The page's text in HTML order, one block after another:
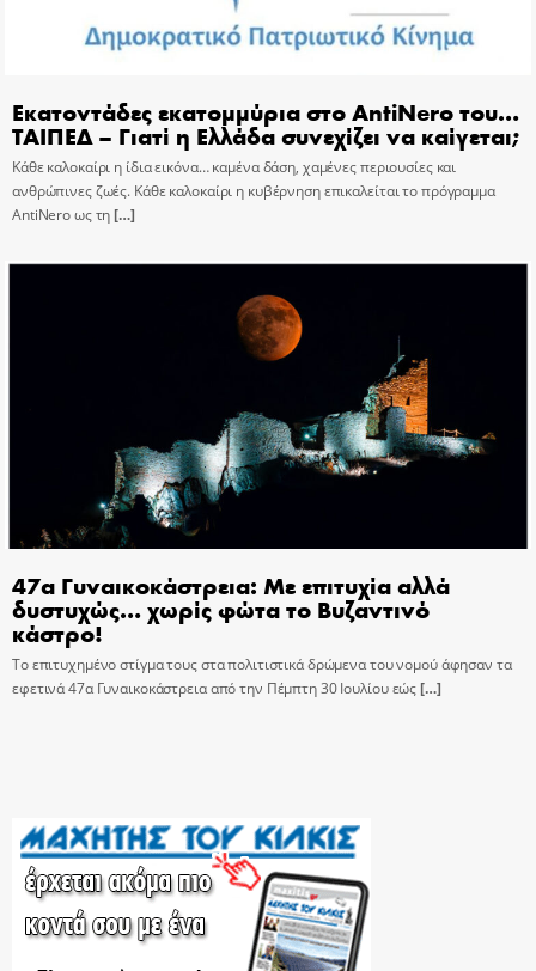
Εκατοντάδες εκατομμύρια στο AntiNero του…
ΤΑΙΠΕΔ – Γιατί η Ελλάδα συνεχίζει να καίγεται;
Κάθε καλοκαίρι η ίδια εικόνα… καμένα δάση, χαμένες περιουσίες και
ανθρώπινες ζωές. Κάθε καλοκαίρι η κυβέρνηση επικαλείται το πρόγραμμα
AntiNero ως τη[…]
47α Γυναικοκάστρεια: Με επιτυχία αλλά
δυστυχώς… χωρίς φώτα το Βυζαντινό
κάστρο!
Το επιτυχημένο στίγμα τους στα πολιτιστικά δρώμενα του νομού άφησαν τα
εφετινά 47α Γυναικοκάστρεια από την Πέμπτη 30 Ιουλίου εώς[…]